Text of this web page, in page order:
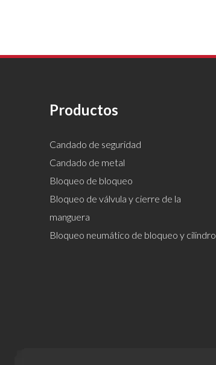
Productos
Candado de seguridad
Candado de metal
Bloqueo de bloqueo
Bloqueo de válvula y cierre de la
manguera
Bloqueo neumático de bloqueo y cilindro